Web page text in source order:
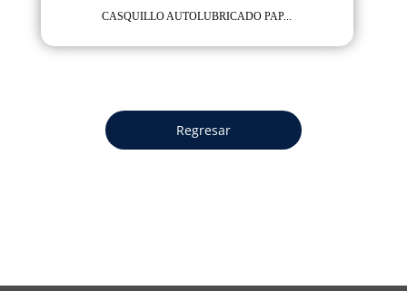
CASQUILLO AUTOLUBRICADO PAP...
Regresar